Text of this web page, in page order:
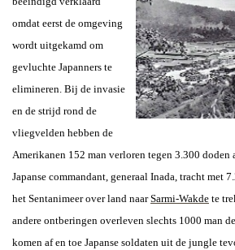
omdat eerst de omgeving
wordt uitgekamd om
gevluchte Japanners te
elimineren. Bij de invasie
en de strijd rond de
vliegvelden hebben de
Amerikanen 152 man verloren tegen 3.300 doden
Japanse commandant, generaal Inada, tracht met
het Sentanimeer over land naarSarmi-Wakde te
andere ontberingen overleven slechts 1000 man
komen af en toe Japanse soldaten uit de jungle